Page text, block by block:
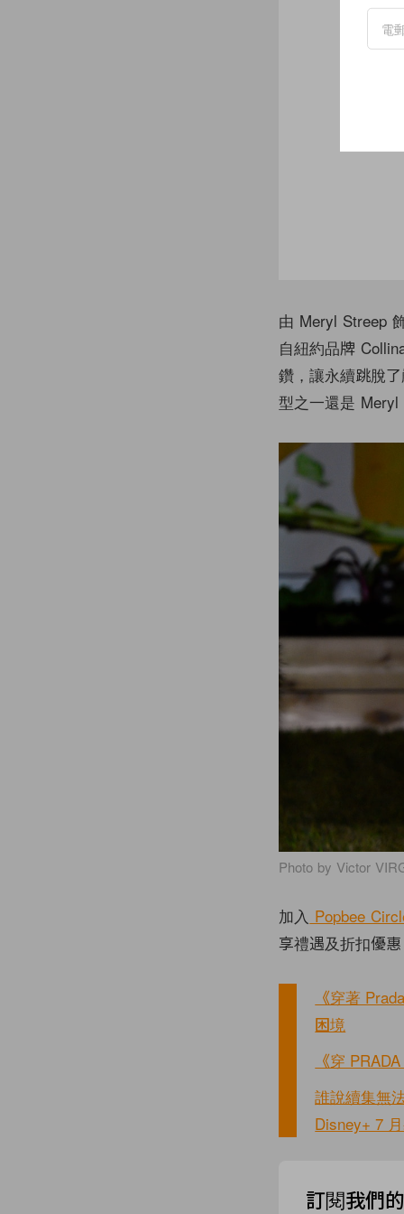
由 Meryl Streep
自紐約品牌
鑽，讓永續跳脫
型之一還是
Photo by Victor
加入 Popbee
享禮遇及折扣優
《穿著
困境
《穿
誰說續集無
Disney+ 7
訂閱我們